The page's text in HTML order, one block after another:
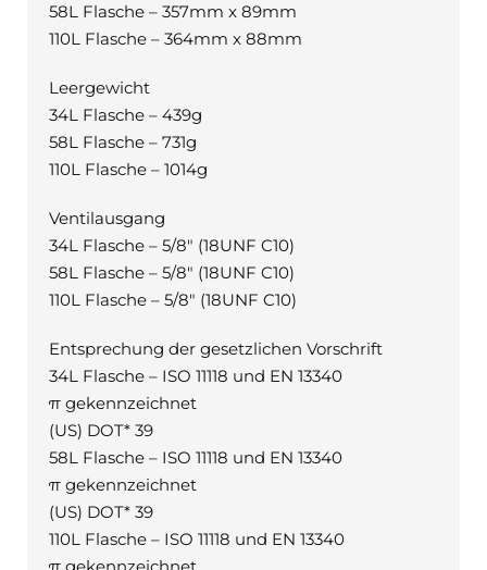
58L Flasche – 357mm x 89mm
110L Flasche – 364mm x 88mm
Leergewicht
34L Flasche – 439g
58L Flasche – 731g
110L Flasche – 1014g
Ventilausgang
34L Flasche – 5/8″ (18UNF C10)
58L Flasche – 5/8″ (18UNF C10)
110L Flasche – 5/8″ (18UNF C10)
Entsprechung der gesetzlichen Vorschrift
34L Flasche – ISO 11118 und EN 13340
π gekennzeichnet
(US) DOT* 39
58L Flasche – ISO 11118 und EN 13340
π gekennzeichnet
(US) DOT* 39
110L Flasche – ISO 11118 und EN 13340